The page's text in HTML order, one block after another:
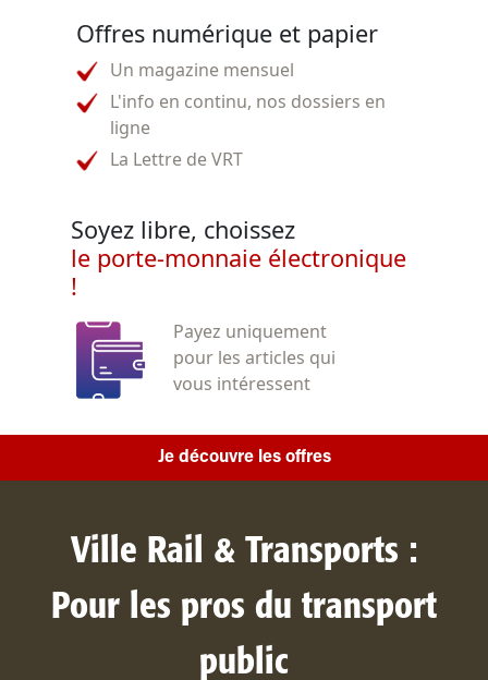
Offres numérique et papier
Un magazine mensuel
L'info en continu, nos dossiers en
ligne
La Lettre de VRT
Soyez libre, choissez
le porte-monnaie électronique
!
Payez uniquement
pour les articles qui
vous intéressent
Je découvre les offres
Ville Rail & Transports :
Pour les pros du transport
public